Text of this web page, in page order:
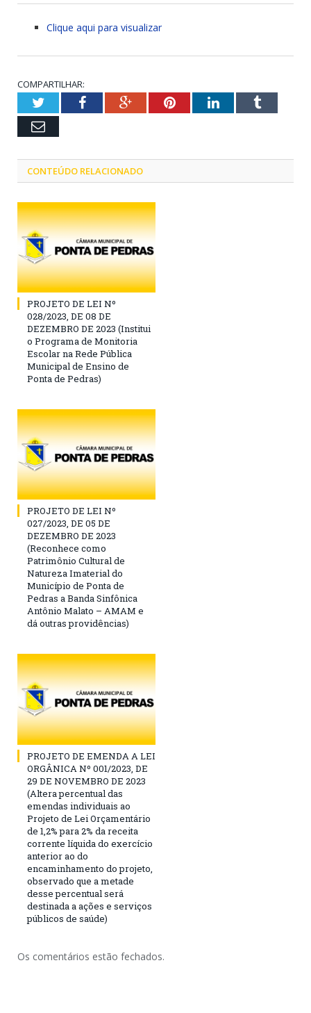
Clique aqui para visualizar
COMPARTILHAR:
TwitterFacebookGoogle+PinterestLinkedInTumblr
Email
CONTEÚDO RELACIONADO
PROJETO DE LEI Nº
028/2023, DE 08 DE
DEZEMBRO DE 2023 (Institui
o Programa de Monitoria
Escolar na Rede Pública
Municipal de Ensino de
Ponta de Pedras)
PROJETO DE LEI Nº
027/2023, DE 05 DE
DEZEMBRO DE 2023
(Reconhece como
Patrimônio Cultural de
Natureza Imaterial do
Município de Ponta de
Pedras a Banda Sinfônica
Antônio Malato – AMAM e
dá outras providências)
PROJETO DE EMENDA A LEI
ORGÂNICA Nº 001/2023, DE
29 DE NOVEMBRO DE 2023
(Altera percentual das
emendas individuais ao
Projeto de Lei Orçamentário
de 1,2% para 2% da receita
corrente líquida do exercício
anterior ao do
encaminhamento do projeto,
observado que a metade
desse percentual será
destinada a ações e serviços
públicos de saúde)
Os comentários estão fechados.